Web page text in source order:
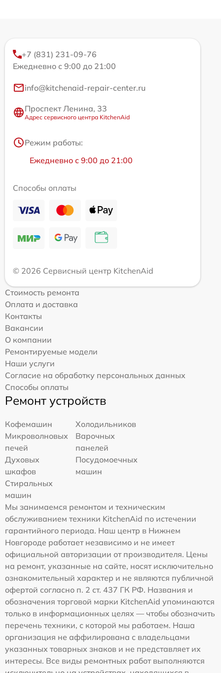
+7 (831) 231-09-76
Ежедневно с 9:00 до 21:00
info@kitchenaid-repair-center.ru
Проспект Ленина, 33
Адрес сервисного центра KitchenAid
Режим работы:
Ежедневно с 9:00 до 21:00
Способы оплаты
© 2026 Сервисный центр KitchenAid
Стоимость ремонта
Оплата и доставка
Контакты
Вакансии
О компании
Ремонтируемые модели
Наши услуги
Согласие на обработку персональных данных
Способы оплаты
Ремонт устройств
Кофемашин
Холодильников
Микроволновых
печей
Варочных
панелей
Духовых
шкафов
Посудомоечных
машин
Стиральных
машин
Мы занимаемся ремонтом и техническим
обслуживанием техники KitchenAid по истечении
гарантийного периода. Наш центр в Нижнем
Новгороде работает независимо и не имеет
официальной авторизации от производителя. Цены
на ремонт, указанные на сайте, носят исключительно
ознакомительный характер и не являются публичной
офертой согласно п. 2 ст. 437 ГК РФ. Названия и
обозначения торговой марки KitchenAid упоминаются
только в информационных целях — чтобы обозначить
перечень техники, с которой мы работаем. Наша
организация не аффилирована с владельцами
указанных товарных знаков и не представляет их
интересы. Все виды ремонтных работ выполняются